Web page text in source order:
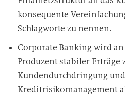
konsequente
Schlagworte zu nennen.
Corporate Banking wird an
Produzent stabiler Erträge
Kundendurchdringung und
Kreditrisikomanagement